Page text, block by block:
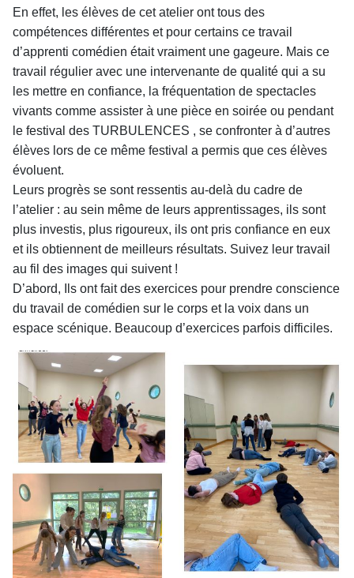
En effet, les élèves de cet atelier ont tous des
compétences différentes et pour certains ce travail
d’apprenti comédien était vraiment une gageure. Mais ce
travail régulier avec une intervenante de qualité qui a su
les mettre en confiance, la fréquentation de spectacles
vivants comme assister à une pièce en soirée ou pendant
le festival des TURBULENCES , se confronter à d’autres
élèves lors de ce même festival a permis que ces élèves
évoluent.
Leurs progrès se sont ressentis au-delà du cadre de
l’atelier : au sein même de leurs apprentissages, ils sont
plus investis, plus rigoureux, ils ont pris confiance en eux
et ils obtiennent de meilleurs résultats. Suivez leur travail
au fil des images qui suivent !
D’abord, Ils ont fait des exercices pour prendre conscience
du travail de comédien sur le corps et la voix dans un
espace scénique. Beaucoup d’exercices parfois difficiles.